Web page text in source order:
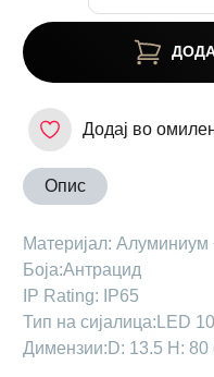
Додај во
Опис
Maтеријал: Алуминиум
Боја:Антрацид
IP Rating: IP65
Тип на сијалица:LED
Димензии:D: 13.5 H: 80